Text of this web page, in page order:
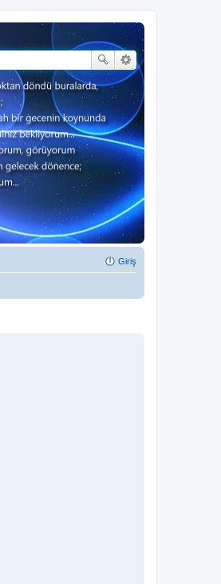
Giriş